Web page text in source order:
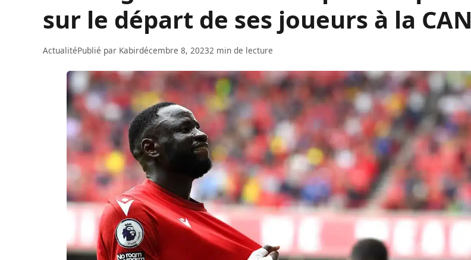
sur le départ de ses joueurs à la CAN
ActualitéPublié par Kabirdécembre 8, 20232 min de lecture